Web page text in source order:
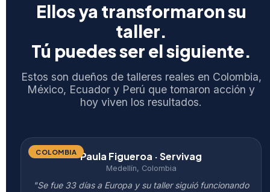
Ellos ya transformaron su
taller.
Tú puedes ser el siguiente.
Estos son dueños de talleres reales en Colombia,
México, Ecuador y Perú que tomaron acción y
hoy viven los resultados.
COLOMBIA Paula Figueroa · Servivag
Medellín, Colombia
"Se fue 33 días a Europa y su taller siguió funcionando